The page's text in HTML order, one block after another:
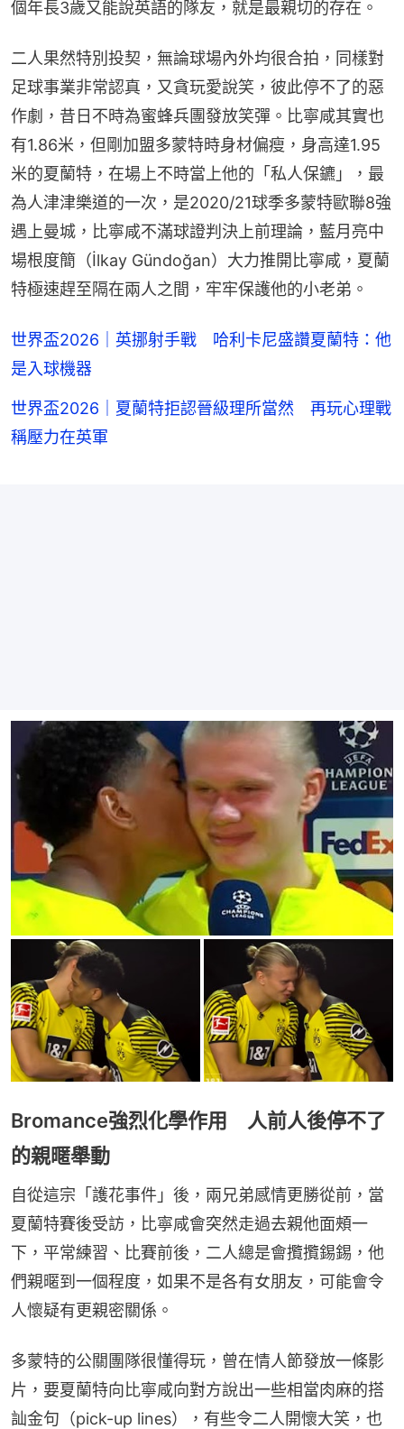
個年長3歲又能說英語的隊友，就是最親切的存在。
二人果然特別投契，無論球場內外均很合拍，同樣對
足球事業非常認真，又貪玩愛說笑，彼此停不了的惡
作劇，昔日不時為蜜蜂兵團發放笑彈。比寧咸其實也
有1.86米，但剛加盟多蒙特時身材偏瘦，身高達1.95
米的夏蘭特，在場上不時當上他的「私人保鑣」，最
為人津津樂道的一次，是2020/21球季多蒙特歐聯8強
遇上曼城，比寧咸不滿球證判決上前理論，藍月亮中
場根度簡（İlkay Gündoğan）大力推開比寧咸，夏蘭
特極速趕至隔在兩人之間，牢牢保護他的小老弟。
世界盃2026｜英挪射手戰 哈利卡尼盛讚夏蘭特：他
是入球機器
世界盃2026｜夏蘭特拒認晉級理所當然 再玩心理戰
稱壓力在英軍
Bromance強烈化學作用 人前人後停不了
的親暱舉動
自從這宗「護花事件」後，兩兄弟感情更勝從前，當
夏蘭特賽後受訪，比寧咸會突然走過去親他面頰一
下，平常練習、比賽前後，二人總是會攬攬錫錫，他
們親暱到一個程度，如果不是各有女朋友，可能會令
人懷疑有更親密關係。
多蒙特的公關團隊很懂得玩，曾在情人節發放一條影
片，要夏蘭特向比寧咸向對方說出一些相當肉麻的搭
訕金句（pick-up lines），有些令二人開懷大笑，也